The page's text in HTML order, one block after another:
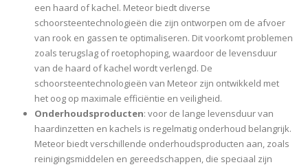
een haard of kachel. Meteor biedt diverse
schoorsteentechnologieën die zijn ontworpen om de afvoer
van rook en gassen te optimaliseren. Dit voorkomt problemen
zoals terugslag of roetophoping, waardoor de levensduur
van de haard of kachel wordt verlengd. De
schoorsteentechnologieën van Meteor zijn ontwikkeld met
het oog op maximale efficiëntie en veiligheid.
Onderhoudsproducten: voor de lange levensduur van
haardinzetten en kachels is regelmatig onderhoud belangrijk.
Meteor biedt verschillende onderhoudsproducten aan, zoals
reinigingsmiddelen en gereedschappen, die speciaal zijn